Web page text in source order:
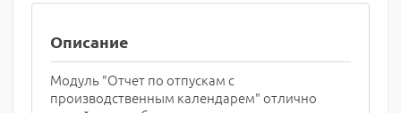
Описание
Модуль "Отчет по отпускам с
производственным календарем" отлично